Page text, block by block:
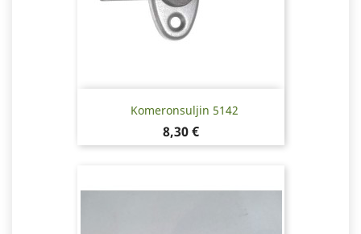
Komeronsuljin 5142
Hinta
8,30 €